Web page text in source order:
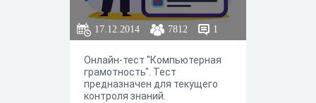
17.12.2014 7812 1
Онлайн-тест "Компьютерная
грамотность". Тест
предназначен для текущего
контроля знаний.